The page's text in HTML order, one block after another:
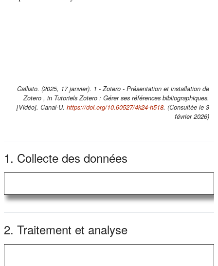
Callisto. (2025, 17 janvier). 1 - Zotero - Présentation et installation de
Zotero , in Tutoriels Zotero : Gérer ses références bibliographiques.
[Vidéo]. Canal-U. https://doi.org/10.60527/4k24-h518(s'ouvre dans un
. (Consultée le 3
février 2026)
1. Collecte des données
2. Traitement et analyse